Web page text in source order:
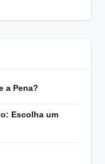
a Pena?
Escolha um